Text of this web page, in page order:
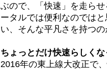
ぶので、「快速」を走ら
ータルでは便利なのでは
い、そんな平凡さを持つの
ちょっとだけ快速らしく
2016年の東上線大改正で